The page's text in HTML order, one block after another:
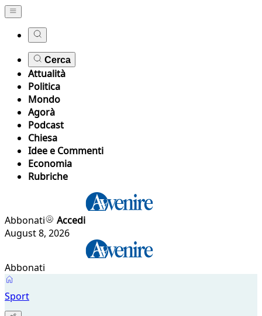
Cerca
Attualità
Politica
Mondo
Agorà
Podcast
Chiesa
Idee e Commenti
Economia
Rubriche
Abbonati
Accedi
August 8, 2026
Abbonati
Sport